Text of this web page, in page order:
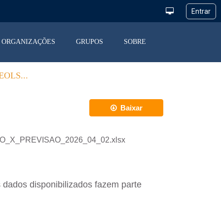
ORGANIZAÇÕES GRUPOS SOBRE
Baixar
disponibilizados fazem parte